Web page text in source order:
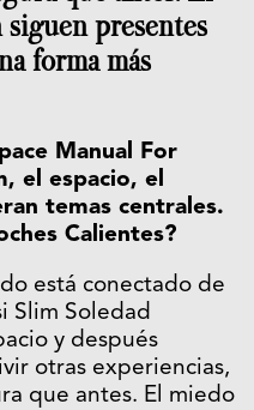
presentes
forma más
Manual For
el espacio, el
temas centrales.
Calientes?
está conectado de
Slim Soledad
y después
otras experiencias,
que antes. El miedo